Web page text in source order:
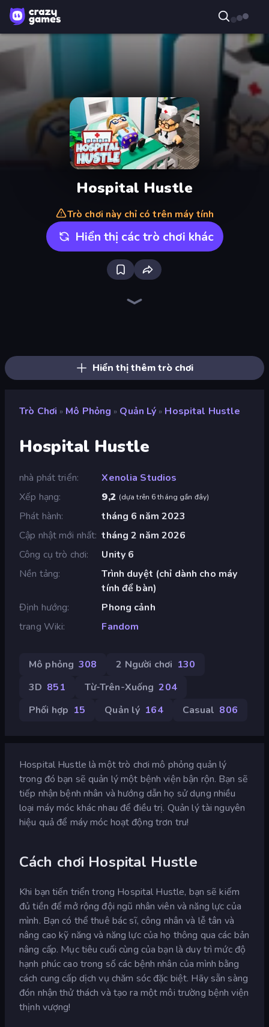
Hospital Hustle
Trò chơi này chỉ có trên máy tính
Hiển thị các trò chơi khác
Hiển thị thêm trò chơi
Trò Chơi » Mô Phỏng » Quản Lý » Hospital Hustle
Hospital Hustle
nhà phát triển
Xenolia Studios
Xếp hạng
9,2 (dựa trên 6 tháng gần đây)
Phát hành
tháng 6 năm 2023
Cập nhật mới nhất tháng 2 năm 2026
Công cụ trò chơi
Unity 6
Nền tảng
Trình duyệt (chỉ dành cho máy
tính để bàn)
Định hướng
Phong cảnh
trang Wiki
Fandom
Mô phỏng 308 2 Người chơi 130
3D 851 Từ-Trên-Xuống 204
Phối hợp 15 Quản lý 164 Casual 806
Hospital Hustle là một trò chơi mô phỏng quản lý
trong đó bạn sẽ quản lý một bệnh viện bận rộn. Bạn sẽ
tiếp nhận bệnh nhân và hướng dẫn họ sử dụng nhiều
loại máy móc khác nhau để điều trị. Quản lý tài nguyên
hiệu quả để máy móc hoạt động trơn tru!
Cách chơi Hospital Hustle
Khi bạn tiến triển trong Hospital Hustle, bạn sẽ kiếm
đủ tiền để mở rộng đội ngũ nhân viên và năng lực của
mình. Bạn có thể thuê bác sĩ, công nhân và lễ tân và
nâng cao kỹ năng và năng lực của họ thông qua các bản
nâng cấp. Mục tiêu cuối cùng của bạn là duy trì mức độ
hạnh phúc cao trong số các bệnh nhân của mình bằng
cách cung cấp dịch vụ chăm sóc đặc biệt. Hãy sẵn sàng
đón nhận thử thách và tạo ra một môi trường bệnh viện
thịnh vượng!